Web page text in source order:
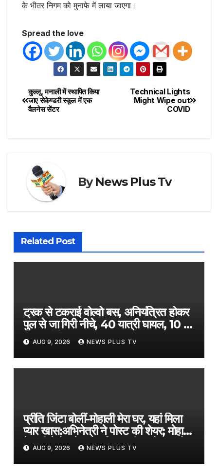
के भीतर निगम को मुनाफे में लाया जाएगा।
Spread the love
Technical Lights
Might Wipe out
COVID
कुल्लू, मनाली में स्थापित किया
जाए सेकेण्डरी स्कूल में एक
वैलनेस सेंटर
ByNews Plus Tv
Related Post
ट्रक से टकराई वोल्वो बस, अनियंत्रित होकर
पुल से जा गिरी नीचे, 40 यात्री घायल, 10 की
हालत गंभीर-VIDEO​on August 9,
2026 at 4:22 am
AUG 9, 2026 NEWS PLUS TV
प्रीति जिंटा बोलीं-मोहाली मेरा घर, यहां मिला
प्यार खास:अभिनेत्री ने पोस्ट की शेयर; मोहाली
में सनी देयोल के साथ फिल्म की प्रमोशन को
पहुंचीं
AUG 9, 2026 NEWS PLUS TV